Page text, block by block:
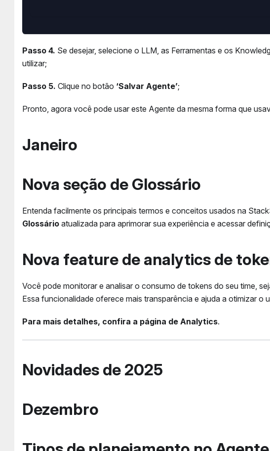
Passo 4. Se desejar, selecione o LLM, as Ferramentas e os
utilizar;
Passo 5. Clique no botão ‘Salvar Agente’;
Pronto, agora você pode usar este Agente da mesma forma que
Janeiro
Nova seção de Glossário
Entenda facilmente os principais termos e conceitos usados na
Glossário atualizada para aprimorar sua experiência e acessar
Nova feature de analytics de
Você pode monitorar e analisar o consumo de tokens do seu time,
Essa funcionalidade oferece mais transparência e ajuda a otimizar o
Para mais detalhes, confira a página de Analytics.
Novidades de 2025
Dezembro